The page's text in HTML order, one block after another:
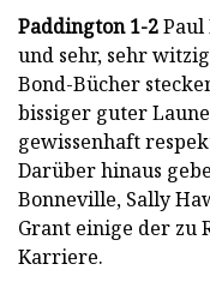
Paddington 1-2
und sehr, sehr
Bond-Bücher
bissiger guter
gewissenhaft
Darüber hinaus
Bonneville, Sally
Grant einige der zu
Karriere.